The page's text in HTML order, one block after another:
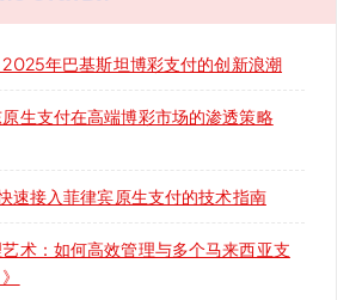
年巴基斯坦博彩支付的创新浪潮
生支付在高端博彩市场的渗透策略
速接入菲律宾原生支付的技术指南
艺术：如何高效管理与多个马来西亚支